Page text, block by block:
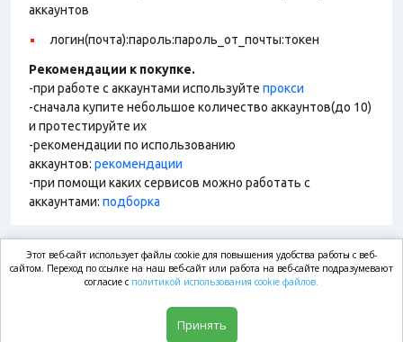
аккаунтов
логин(почта):пароль:пароль_от_почты:токен
Рекомендации к покупке.
-при работе с аккаунтами используйте прокси
-сначала купите небольшое количество аккаунтов(до 10)
и протестируйте их
-рекомендации по использованию
аккаунтов: рекомендации
-при помощи каких сервисов можно работать с
аккаунтами: подборка
market.com
Этот веб-сайт использует файлы cookie для повышения удобства работы с веб-
сайтом. Переход по ссылке на наш веб-сайт или работа на веб-сайте подразумевают
согласие с политикой использования cookie файлов.
Принять